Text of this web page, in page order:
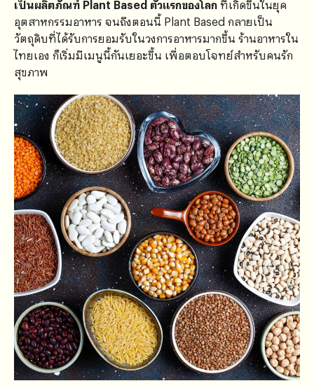
เป็นผลิตภัณฑ์ Plant Based ตัวแรกของโลกที่เกิดขึ้นในยุค
อุตสาหกรรมอาหาร จนถึงตอนนี้ Plant Based กลายเป็น
วัตถุดิบที่ได้รับการยอมรับในวงการอาหารมากขึ้น ร้านอาหารใน
ไทยเอง ก็เริ่มมีเมนูนี้กันเยอะขึ้น เพื่อตอบโจทย์สำหรับคนรัก
สุขภาพ